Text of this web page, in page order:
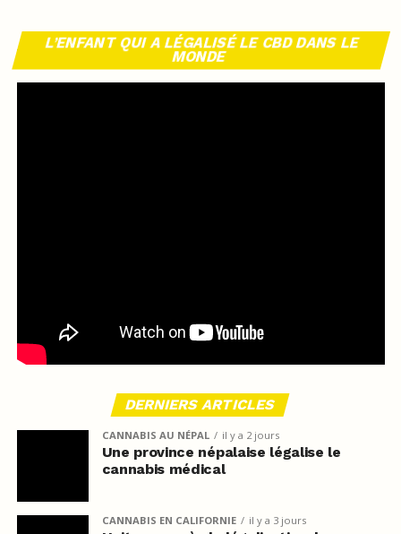
L’ENFANT QUI A LÉGALISÉ LE CBD DANS LE
MONDE
DERNIERS ARTICLES
CANNABIS AU NÉPAL il y a 2 jours
Une province népalaise légalise le
cannabis médical
CANNABIS EN CALIFORNIE il y a 3 jours